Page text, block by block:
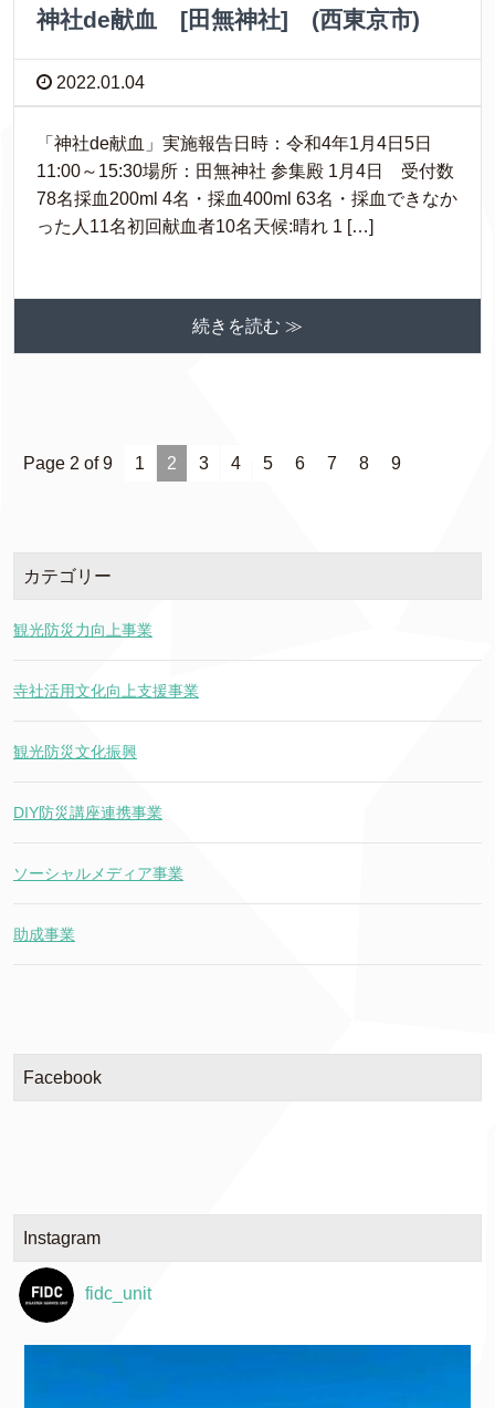
神社de献血 [田無神社] (西東京市)
2022.01.04
「神社de献血」実施報告日時：令和4年1月4日5日
11:00～15:30場所：田無神社 参集殿 1月4日 受付数
78名採血200ml 4名・採血400ml 63名・採血できなか
った人11名初回献血者10名天候:晴れ 1 […]
続きを読む ≫
Page 2 of 9 1 2 3 4 5 6 7 8 9
カテゴリー
観光防災力向上事業
寺社活用文化向上支援事業
観光防災文化振興
DIY防災講座連携事業
ソーシャルメディア事業
助成事業
Facebook
Instagram
fidc_unit